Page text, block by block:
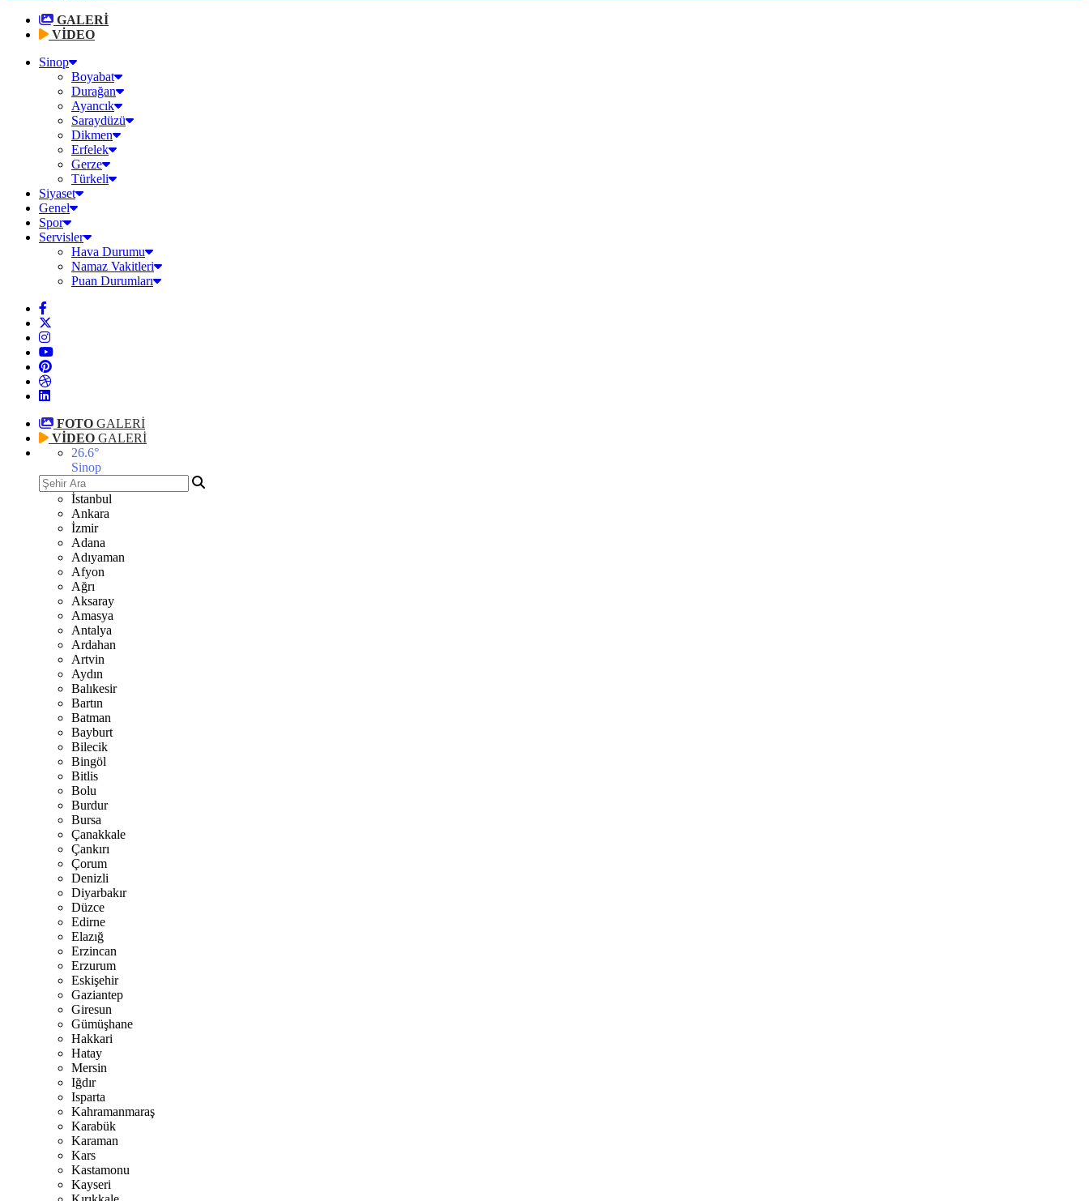
GALERİ
VİDEO
Sinop
Boyabat
Durağan
Ayancık
Saraydüzü
Dikmen
Erfelek
Gerze
Türkeli
Siyaset
Genel
Spor
Servisler
Hava Durumu
Namaz Vakitleri
Puan Durumları
FOTO GALERİ
VİDEO GALERİ
26.6°
Sinop
İstanbul
Ankara
İzmir
Adana
Adıyaman
Afyon
Ağrı
Aksaray
Amasya
Antalya
Ardahan
Artvin
Aydın
Balıkesir
Bartın
Batman
Bayburt
Bilecik
Bingöl
Bitlis
Bolu
Burdur
Bursa
Çanakkale
Çankırı
Çorum
Denizli
Diyarbakır
Düzce
Edirne
Elazığ
Erzincan
Erzurum
Eskişehir
Gaziantep
Giresun
Gümüşhane
Hakkari
Hatay
Mersin
Iğdır
Isparta
Kahramanmaraş
Karabük
Karaman
Kars
Kastamonu
Kayseri